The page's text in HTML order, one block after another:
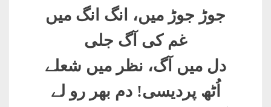
جوڑ جوڑ میں، انگ انگ میں
غم کی آگ جلی
دل میں آگ، نظر میں شعلے
اُٹھ پردیسی! دم بھر رو لے